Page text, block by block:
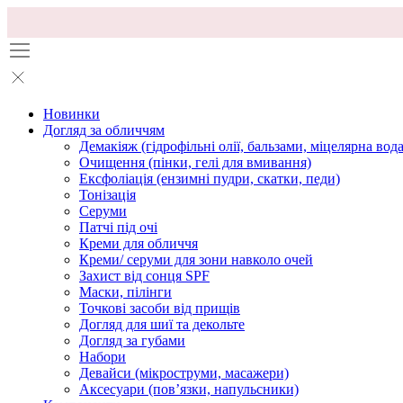
Новинки
Догляд за обличчям
Демакіяж (гідрофільні олії, бальзами, міцелярна
Очищення (пінки, гелі для вмивання)
Ексфоліація (ензимні пудри, скатки, педи)
Тонізація
Серуми
Патчі під очі
Креми для обличчя
Креми/ серуми для зони навколо очей
Захист від сонця SPF
Маски, пілінги
Точкові засоби від прищів
Догляд для шиї та декольте
Догляд за губами
Набори
Девайси (мікроструми, масажери)
Аксесуари (повʼязки, напульсники)